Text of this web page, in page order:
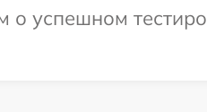
успешном